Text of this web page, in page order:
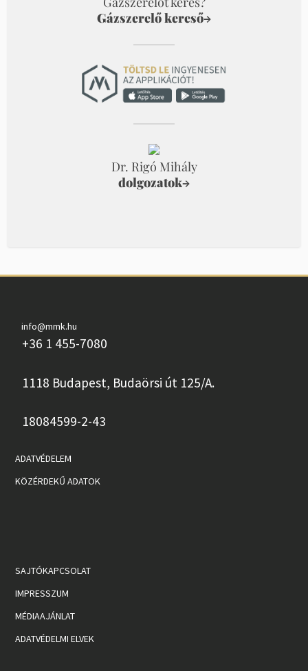
Gázszerelő kereső→
Dr. Rigó Mihály
dolgozatok→
info@mmk.hu
+36 1 455-7080
1118 Budapest, Budaörsi út 125/A.
18084599-2-43
ADATVÉDELEM
KÖZÉRDEKŰ ADATOK
SAJTÓKAPCSOLAT
IMPRESSZUM
MÉDIAAJÁNLAT
ADATVÉDELMI ELVEK